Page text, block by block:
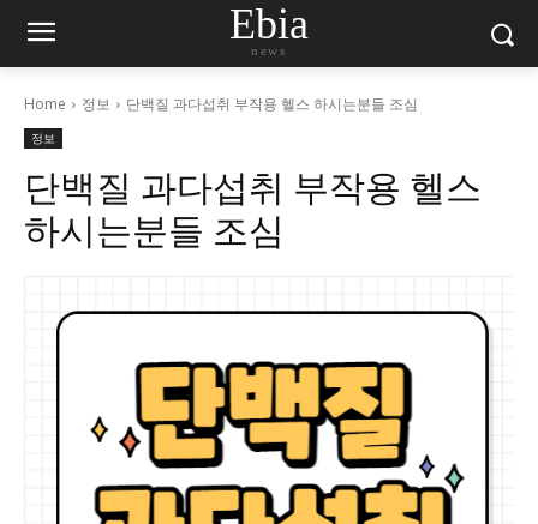
Ebia
news
Home 정보 단백질 과다섭취 부작용 헬스 하시는분들 조심
정보
단백질 과다섭취 부작용 헬스
하시는분들 조심